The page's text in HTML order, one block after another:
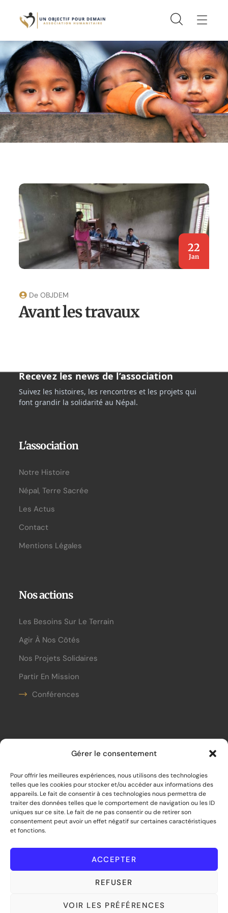
Gérer le consentement
Pour offrir les meilleures expériences, nous utilisons des technologies
telles que les cookies pour stocker et/ou accéder aux informations des
appareils. Le fait de consentir à ces technologies nous permettra de
traiter des données telles que le comportement de navigation ou les ID
uniques sur ce site. Le fait de ne pas consentir ou de retirer son
consentement peut avoir un effet négatif sur certaines caractéristiques
et fonctions.
ACCEPTER
REFUSER
VOIR LES PRÉFÉRENCES
22
Jan
DeOBJDEM
Avant les travaux
Recevez les news de l’association
Suivez les histoires, les rencontres et les projets qui
font grandir la solidarité au Népal.
L'association
Notre Histoire
Népal, Terre Sacrée
Les Actus
Contact
Mentions Légales
Nos actions
Les Besoins Sur Le Terrain
Agir À Nos Côtés
Nos Projets Solidaires
Partir En Mission
Conférences
06.21.20.80.19
Siège social :
33 bis rue de Mouras – 33470 Le Teich
©2026Un Objectif pour Demain – Tous
droits réservés